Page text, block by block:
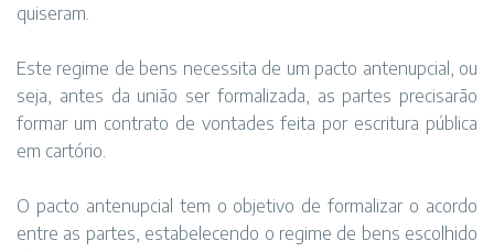
quiseram.
Este regime de bens necessita de um pacto antenupcial, ou
seja, antes da união ser formalizada, as partes precisarão
formar um contrato de vontades feita por escritura pública
em cartório.
O pacto antenupcial tem o objetivo de formalizar o acordo
entre as partes, estabelecendo o regime de bens escolhido